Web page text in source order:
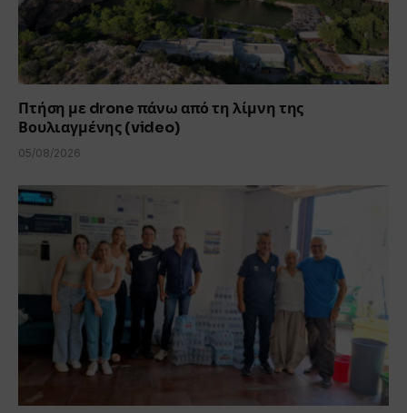
Πτήση με drone πάνω από τη λίμνη της
Βουλιαγμένης (video)
05/08/2026